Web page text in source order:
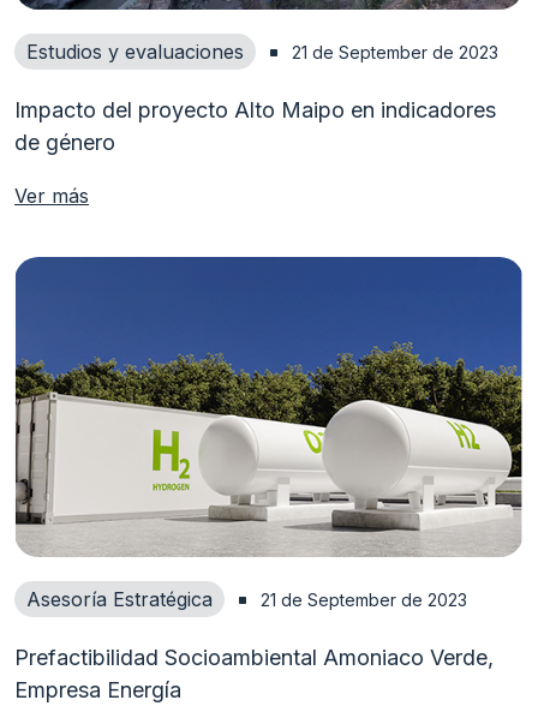
Estudios y evaluaciones 21 de September de 2023
Impacto del proyecto Alto Maipo en indicadores
de género
Ver más
Asesoría Estratégica 21 de September de 2023
Prefactibilidad Socioambiental Amoniaco Verde,
Empresa Energía